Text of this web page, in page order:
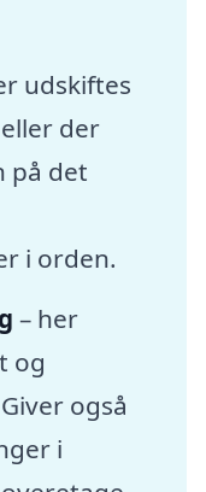
udskiftes
der
på det
i orden.
– her
og
også
i